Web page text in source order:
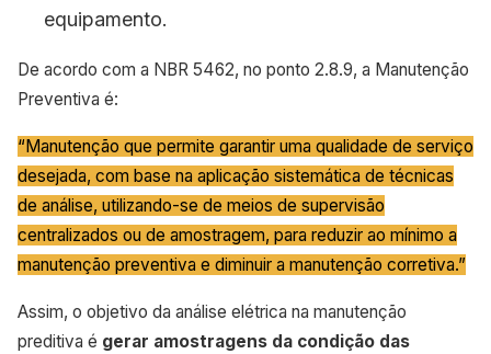
equipamento.
De acordo com a NBR 5462, no ponto 2.8.9, a Manutenção
Preventiva é:
“Manutenção que permite garantir uma qualidade de serviço
desejada, com base na aplicação sistemática de técnicas
de análise, utilizando-se de meios de supervisão
centralizados ou de amostragem, para reduzir ao mínimo a
manutenção preventiva e diminuir a manutenção corretiva.”
Assim, o objetivo da análise elétrica na manutenção
preditiva é gerar amostragens da condição das